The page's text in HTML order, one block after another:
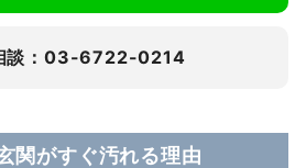
談：03-6722-0214
関がすぐ汚れる理由